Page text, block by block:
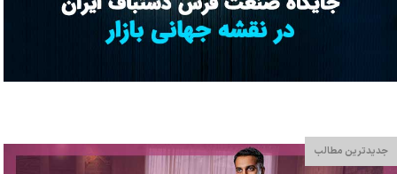
جدیدترین مطالب